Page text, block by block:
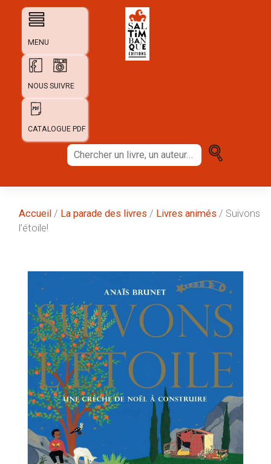
MENU
NOUS SUIVRE
CATALOGUE PDF
Chercher
un
auteur...
Accueil / La parade des livres / Livres animés / Suivons
l’étoile!